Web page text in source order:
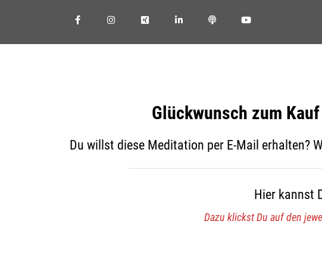
Glückwunsch zum
Du willst diese Meditation per E-Mail erhalten?
Hier kannst
Dazu klickst Du auf den